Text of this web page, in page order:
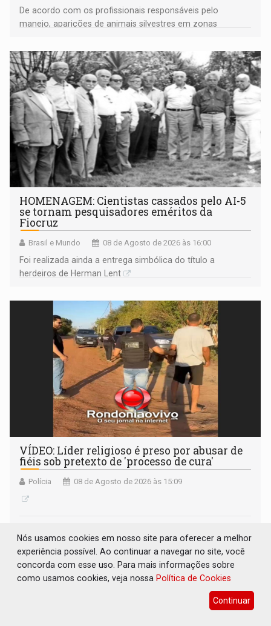
De acordo com os profissionais responsáveis pelo
manejo, aparições de animais silvestres em zonas
HOMENAGEM: Cientistas cassados pelo AI-5
se tornam pesquisadores eméritos da
Fiocruz
Brasil e Mundo 08 de Agosto de 2026 às 16:00
Foi realizada ainda a entrega simbólica do título a
herdeiros de Herman Lent
VÍDEO: Líder religioso é preso por abusar de
fiéis sob pretexto de 'processo de cura'
Polícia 08 de Agosto de 2026 às 15:09
Nós usamos cookies em nosso site para oferecer a melhor
experiência possível. Ao continuar a navegar no site, você
concorda com esse uso. Para mais informações sobre
como usamos cookies, veja nossa Política de Cookies
Continuar